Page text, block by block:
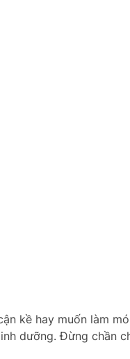
kề hay muốn làm
dưỡng. Đừng chần